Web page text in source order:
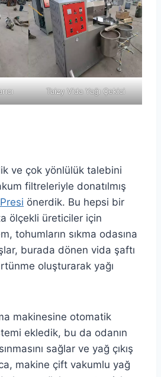
Taizy Vida Yağı Çekici
ve çok yönlülük talebini
filtreleriyle donatılmış
önerdik. Bu hepsi bir
ölçekli üreticiler için
tohumların sıkma odasına
burada dönen vida şaftı
oluşturarak yağı
makinesine otomatik
ekledik, bu da odanın
sağlar ve yağ çıkış
makine çift vakumlu yağ